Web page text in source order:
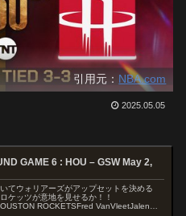
引用元： NBA.com
2025.05.05
GAME 6 : HOU – GSW May 2,
てウォリアーズがアップセットを決める
ケッツが意地を見せるか！！
ROCKETSFred VanVleetJalen